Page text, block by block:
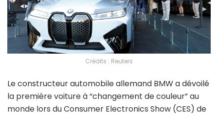
Crédits : Reuters
Le constructeur automobile allemand BMW a dévoilé
la première voiture à “changement de couleur” au
monde lors du Consumer Electronics Show (CES) de